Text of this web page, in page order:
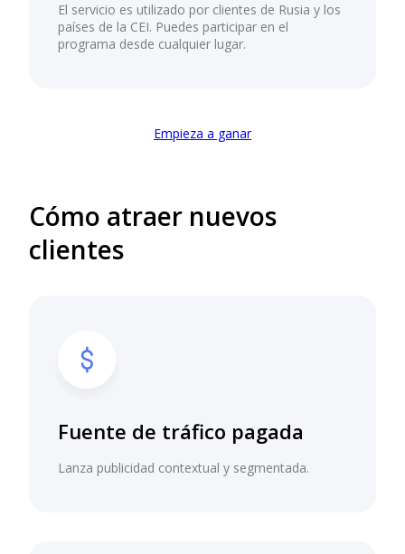
El servicio es utilizado por clientes de Rusia y los
países de la CEI. Puedes participar en el
programa desde cualquier lugar.
Empieza a ganar
Cómo atraer nuevos
clientes
Fuente de tráfico pagada
Lanza publicidad contextual y segmentada.